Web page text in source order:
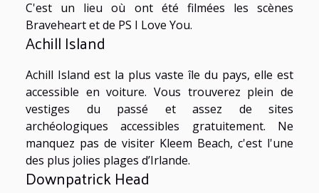
C'est un lieu où ont été filmées les scènes
Braveheart et de PS I Love You.
Achill Island
Achill Island est la plus vaste île du pays, elle est
accessible en voiture. Vous trouverez plein de
vestiges du passé et assez de sites
archéologiques accessibles gratuitement. Ne
manquez pas de visiter Kleem Beach, c'est l'une
des plus jolies plages d’Irlande.
Downpatrick Head